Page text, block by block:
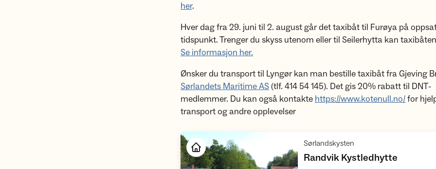
her.
Hver dag fra 29. juni til 2. august går det taxibåt til Furøya på
tidspunkt. Trenger du skyss utenom eller til Seilerhytta kan
Se informasjon her.
Ønsker du transport til Lyngør kan man bestille taxibåt fra Gjeving
Sørlandets Maritime AS(tlf. 414 54 145). Det gis 20% rabatt til DNT-
medlemmer. Du kan også kontakte https://www.kotenull.no/for
transport og andre opplevelser
Sørlandskysten,
Randvik Kystledhytte,